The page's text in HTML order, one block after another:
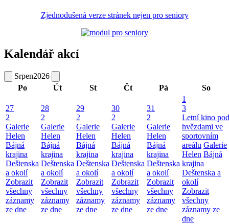
Zjednodušená verze stránek nejen pro seniory
Kalendář akcí
Srpen2026
Po
Út St Čt Pá So
27
2
Galerie
Helen
Bájná
krajina
Deštenska
a okolí
Zobrazit
všechny
záznamy
ze dne
28
2
Galerie
Helen
Bájná
krajina
Deštenska
a okolí
Zobrazit
všechny
záznamy
ze dne
29
2
Galerie
Helen
Bájná
krajina
Deštenska
a okolí
Zobrazit
všechny
záznamy
ze dne
30
2
Galerie
Helen
Bájná
krajina
Deštenska
a okolí
Zobrazit
všechny
záznamy
ze dne
31
2
Galerie
Helen
Bájná
krajina
Deštenska
a okolí
Zobrazit
všechny
záznamy
ze dne
1
3
Letní kino pod
hvězdami ve
sportovním
areálu Galerie
Helen Bájná
krajina
Deštenska a
okolí
Zobrazit
všechny
záznamy ze
dne